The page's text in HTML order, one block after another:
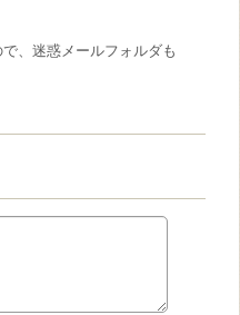
、迷惑メールフォルダも